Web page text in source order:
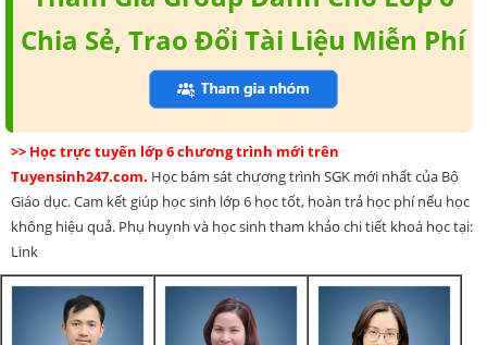
Chia Sẻ, Trao Đổi Tài Liệu Miễn Phí
>> Học trực tuyến lớp 6 chương trình mới trên
Tuyensinh247.com. Học bám sát chương trình SGK mới nhất của Bộ
Giáo dục. Cam kết giúp học sinh lớp 6 học tốt, hoàn trả học phí nếu học
không hiệu quả. Phụ huynh và học sinh tham khảo chi tiết khoá học tại:
Link